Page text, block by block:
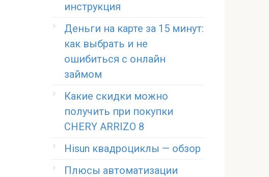
инструкция
Деньги на карте за 15 минут:
как выбрать и не
ошибиться с онлайн
займом
Какие скидки можно
получить при покупки
CHERY ARRIZO 8
Hisun квадроциклы — обзор
Плюсы автоматизации